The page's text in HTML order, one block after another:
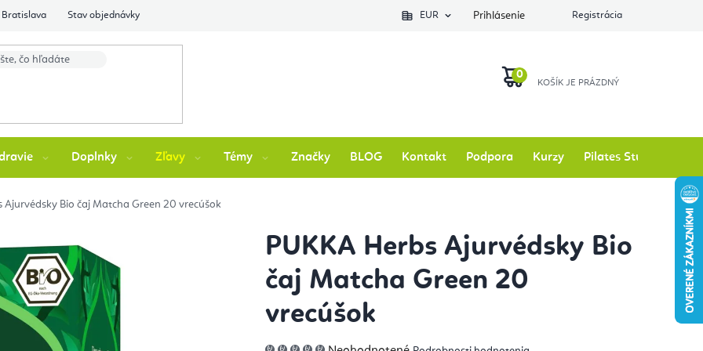
Stav objednávky EUR Prihlásenie Registrácia
KOŠÍK
Doplnky Zľavy Témy Značky BLOG Kontakt Podpora Kurzy Pilates Studio
Ajurvédsky Bio čaj Matcha Green 20 vrecúšok
PUKKA Herbs Ajurvédsky Bio
čaj Matcha Green 20
vrecúšok
Priemerné